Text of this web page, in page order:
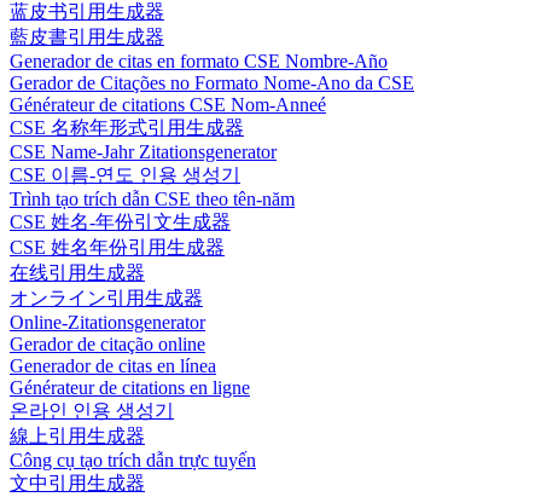
蓝皮书引用生成器
藍皮書引用生成器
Generador de citas en formato CSE Nombre-Año
Gerador de Citações no Formato Nome-Ano da CSE
Générateur de citations CSE Nom-Anneé
CSE 名称年形式引用生成器
CSE Name-Jahr Zitationsgenerator
CSE 이름-연도 인용 생성기
Trình tạo trích dẫn CSE theo tên-năm
CSE 姓名-年份引文生成器
CSE 姓名年份引用生成器
在线引用生成器
オンライン引用生成器
Online-Zitationsgenerator
Gerador de citação online
Generador de citas en línea
Générateur de citations en ligne
온라인 인용 생성기
線上引用生成器
Công cụ tạo trích dẫn trực tuyến
文中引用生成器